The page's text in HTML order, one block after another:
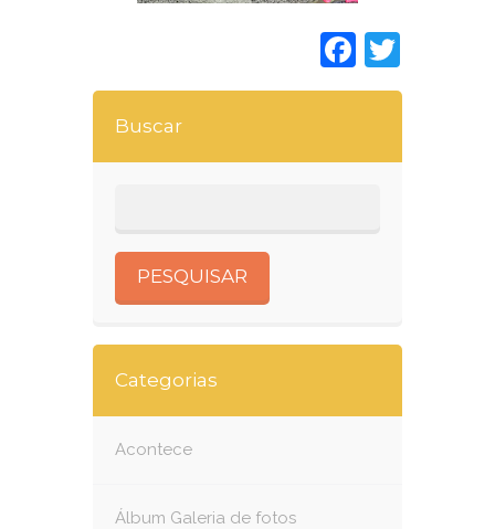
Buscar
Categorias
Acontece
Álbum Galeria de fotos